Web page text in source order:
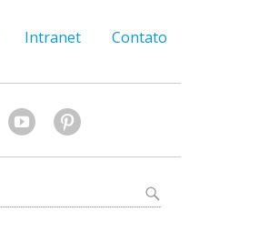
Intranet Contato